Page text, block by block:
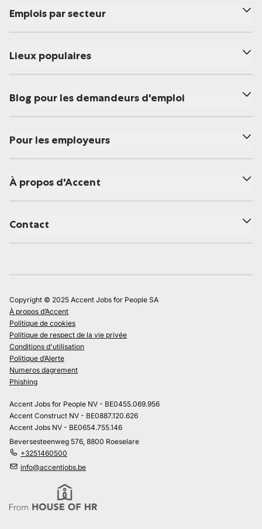
Emplois par secteur
Lieux populaires
Blog pour les demandeurs d'emploi
Pour les employeurs
À propos d'Accent
Contact
Copyright © 2025 Accent Jobs for People SA
À propos d’Accent
Politique de cookies
Politique de respect de la vie privée
Conditions d'utilisation
Politique d’Alerte
Numeros dagrement
Phishing
Accent Jobs for People NV - BE0455.069.956
Accent Construct NV - BE0887.120.626
Accent Jobs NV - BE0654.755.146
Beversesteenweg 576, 8800 Roeselare
+3251460500
info@accentjobs.be